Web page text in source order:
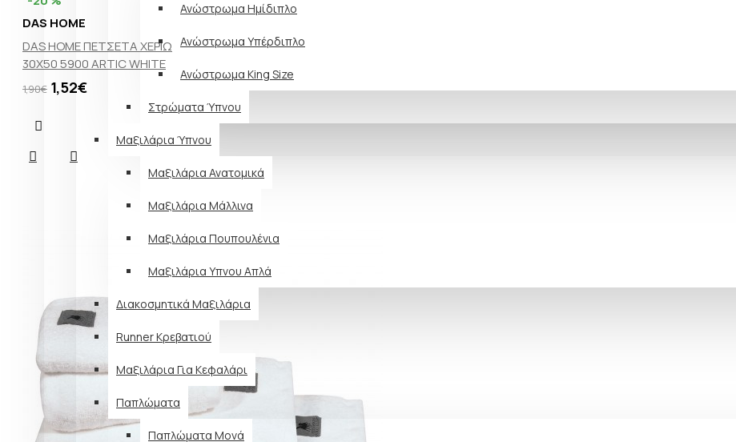
Ανώστρωμα Ημίδιπλο
Ανώστρωμα Υπέρδιπλο
Ανώστρωμα King Size
Στρώματα Ύπνου
Μαξιλάρια Ύπνου
Μαξιλάρια Ανατομικά
Μαξιλάρια Μάλλινα
Μαξιλάρια Πουπουλένια
Μαξιλάρια Υπνου Απλά
Διακοσμητικά Μαξιλάρια
Runner Κρεβατιού
Μαξιλάρια Για Κεφαλάρι
Παπλώματα
Παπλώματα Μονά
DAS HOME
DAS HOME ΠΕΤΣΕΤΑ ΧΕΡΙΩΝ CASUAL
30Χ50 5900 ARTIC WHITE
1,90€ 1,52€